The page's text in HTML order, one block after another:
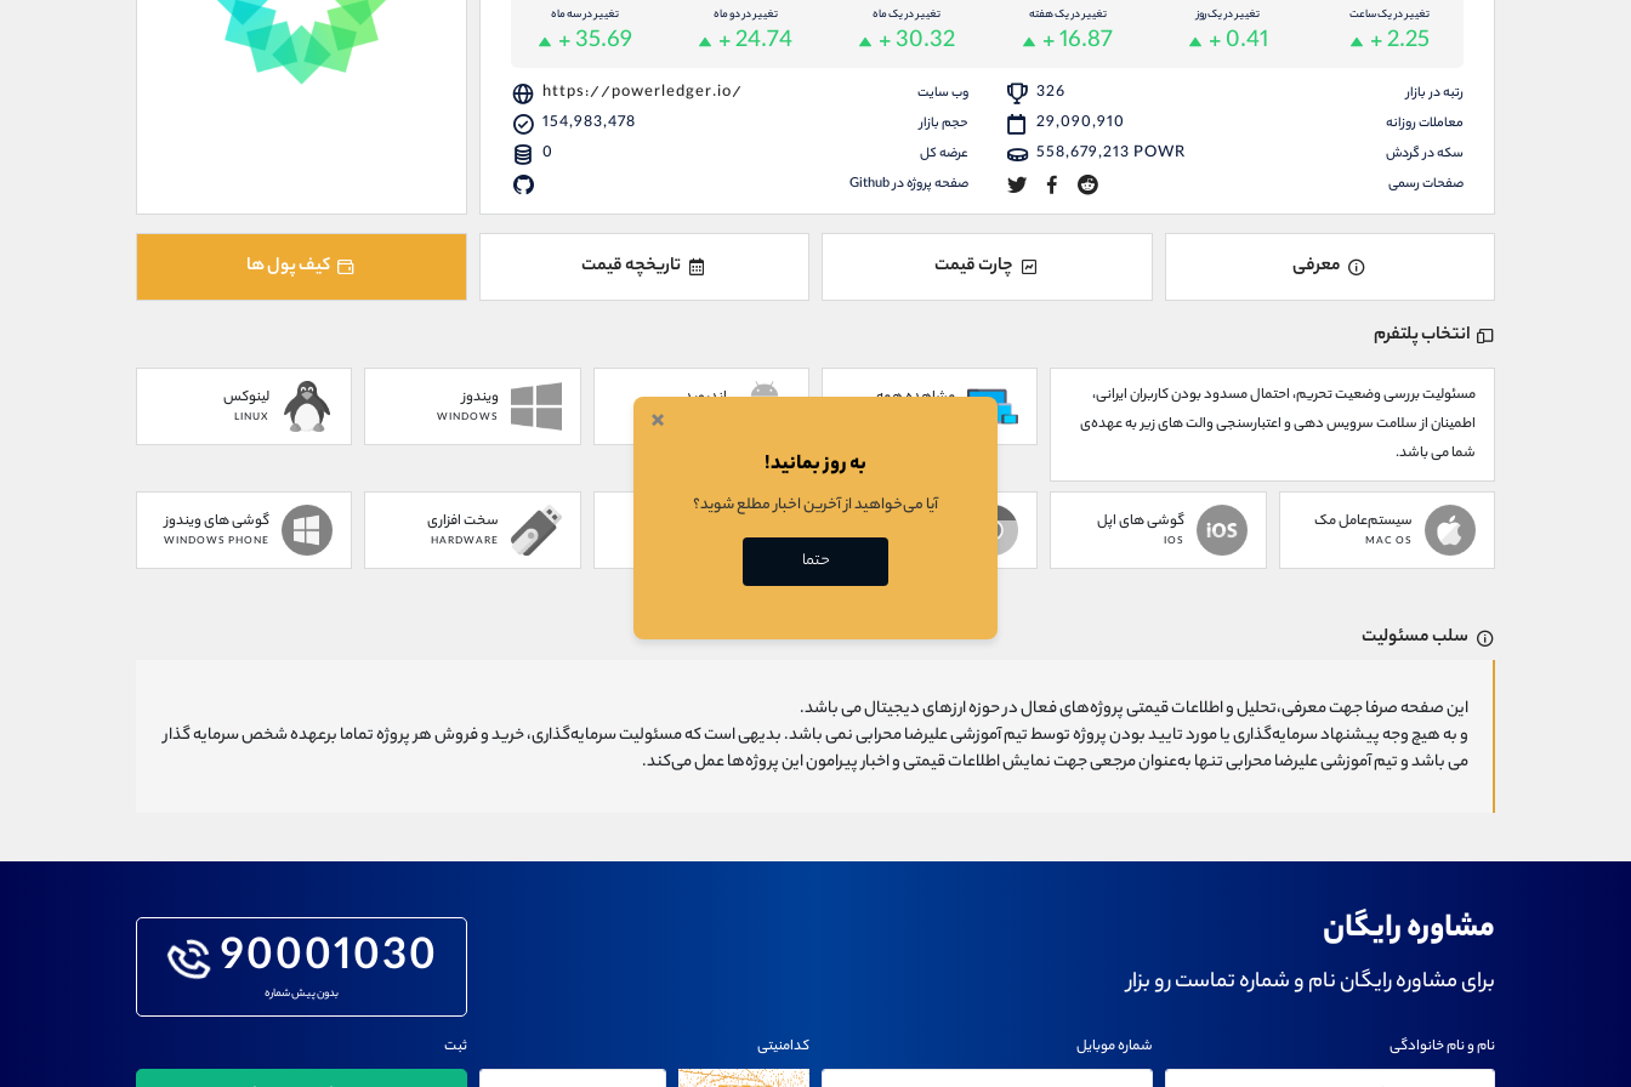
تغییر در یک ساعت
+ 2.25
تغییر در یک روز
+ 0.41
تغییر در یک هفته
+ 16.87
تغییر در یک ماه
+ 30.32
تغییر در دو ماه
+ 24.74
تغییر در سه ماه
+ 35.69
رتبه در بازار 326 وب سایت https://powerledger.io/
معاملات روزانه 29,090,910 حجم بازار 154,983,478
سکه در گردش 558,679,213 POWR عرضه کل 0
صفحات رسمی صفحه پروژه در Github
معرفی چارت قیمت تاریخچه قیمت کیف پول ها
انتخاب پلتفرم
مسئولیت بررسی وضعیت تحریم، احتمال مسدود بودن کاربران ایرانی،
اطمینان از سلامت سرویس دهی و اعتبارسنجی والت های زیر به عهده‌ی
شما می باشد.
مشاهده همه اندروید ویندوز
WINDOWS
لینوکس
LINUX
سیستم‌عامل مک
MAC OS
گوشی های اپل
IOS
CHROME EXTENSION
سخت افزاری
HARDWARE
گوشی های ویندوز
WINDOWS PHONE
سلب مسئولیت
این صفحه صرفا جهت معرفی،تحلیل و اطلاعات قیمتی پروژه‌های فعال در حوزه ارزهای دیجیتال می باشد.
و به هیچ وجه پیشنهاد سرمایه‌گذاری یا مورد تایید بودن پروژه توسط تیم آموزشی علیرضا محرابی نمی باشد. بدیهی است که مسئولیت سرمایه‌گذاری، خرید و فروش هر پروژه تماما برعهده شخص سرمایه گذار
می باشد و تیم آموزشی علیرضا محرابی تنها به‌عنوان مرجعی جهت نمایش اطلاعات قیمتی و اخبار پیرامون این پروژه‌‌ها عمل می‌کند.
مشاوره رایگان
برای مشاوره رایگان نام و شماره تماست رو بزار 90001030
بدون پیش شماره
نام و نام خانوادگی شماره موبایل کدامنیتی ثبت
×
به روز بمانید!
آیا می‌خواهید از آخرین اخبار مطلع شوید؟
حتما